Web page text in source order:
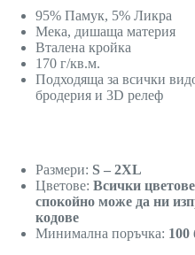
95% Памук, 5% Ликра
Мека, дишаща материя
Вталена кройка
170 г/кв.м.
Подходяща за всички
бродерия и 3D релеф
Размери: S – 2XL
Цветове: Всички
спокойно може да ни
кодове
Минимална поръчка: 100